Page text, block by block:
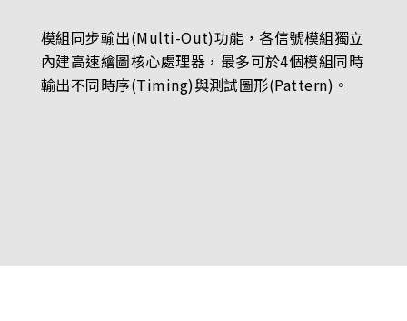
模組同步輸出(Multi-Out)功能，各信號模組獨立
內建高速繪圖核心處理器，最多可於4個模組同時
輸出不同時序(Timing)與測試圖形(Pattern)。